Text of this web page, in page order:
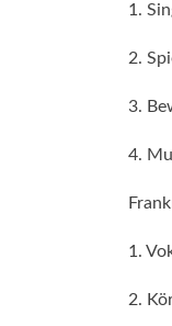
1.
2.
3.
4.
1.
2.